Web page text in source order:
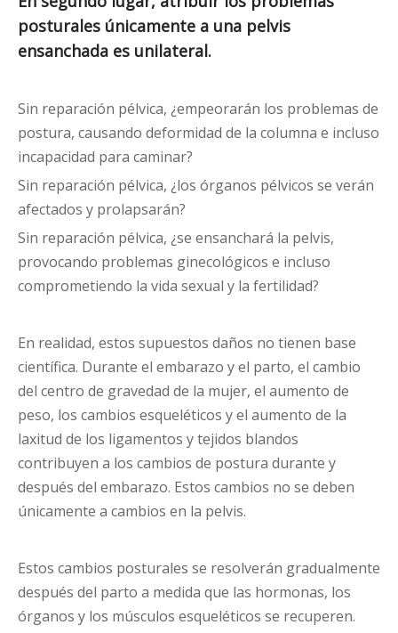
posturales únicamente a una pelvis
ensanchada es unilateral.
Sin reparación pélvica, ¿empeorarán los problemas de
postura, causando deformidad de la columna e incluso
incapacidad para caminar?
Sin reparación pélvica, ¿los órganos pélvicos se verán
afectados y prolapsarán?
Sin reparación pélvica, ¿se ensanchará la pelvis,
provocando problemas ginecológicos e incluso
comprometiendo la vida sexual y la fertilidad?
En realidad, estos supuestos daños no tienen base
científica. Durante el embarazo y el parto, el cambio
del centro de gravedad de la mujer, el aumento de
peso, los cambios esqueléticos y el aumento de la
laxitud de los ligamentos y tejidos blandos
contribuyen a los cambios de postura durante y
después del embarazo. Estos cambios no se deben
únicamente a cambios en la pelvis.
Estos cambios posturales se resolverán gradualmente
después del parto a medida que las hormonas, los
órganos y los músculos esqueléticos se recuperen.